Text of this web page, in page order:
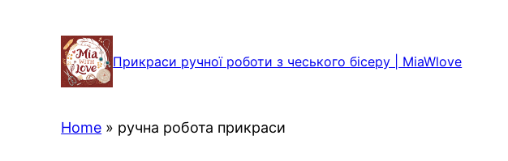
Прикраси ручної роботи з чеського бісеру | MiaWlove
Home » ручна робота прикраси